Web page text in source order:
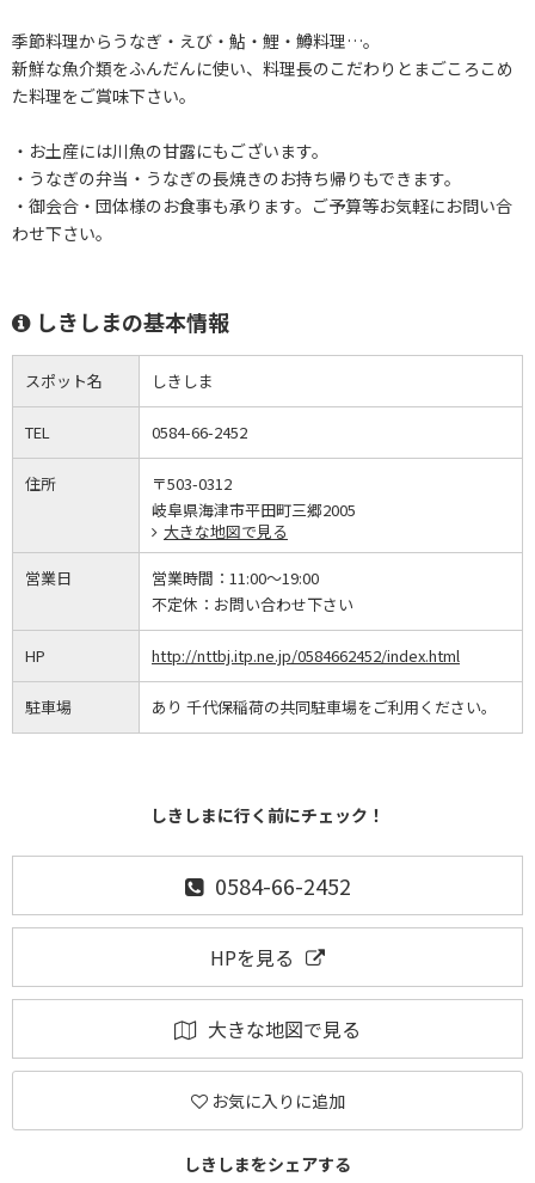
季節料理からうなぎ・えび・鮎・鯉・鱒料理…。
新鮮な魚介類をふんだんに使い、料理長のこだわりとまごころこめ
た料理をご賞味下さい。
・お土産には川魚の甘露にもございます。
・うなぎの弁当・うなぎの長焼きのお持ち帰りもできます。
・御会合・団体様のお食事も承ります。ご予算等お気軽にお問い合
わせ下さい。
しきしまの基本情報
スポット名 しきしま
TEL 0584-66-2452
住所
〒503-0312
岐阜県海津市平田町三郷2005
大きな地図で見る
営業日 営業時間： 11:00～19:00
不定休： お問い合わせ下さい
HP http://nttbj.itp.ne.jp/0584662452/index.html
駐車場 あり 千代保稲荷の共同駐車場をご利用ください。
しきしまに行く前にチェック！
0584-66-2452
HPを見る
大きな地図で見る
お気に入りに追加
しきしまをシェアする